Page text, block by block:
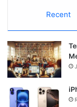
Recent